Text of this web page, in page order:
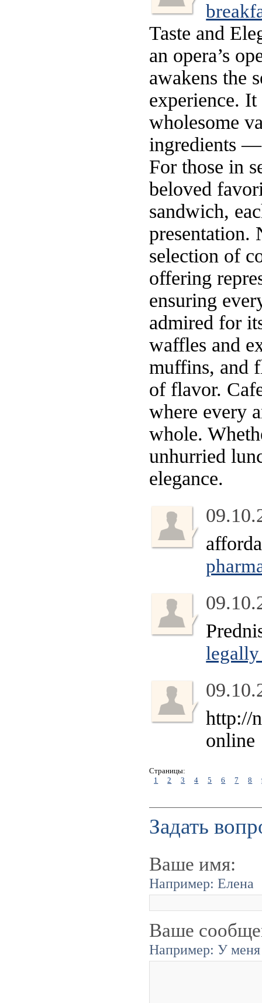
Taste and
an opera’s
awakens the
experience.
wholesome
ingredients
For those in
beloved
sandwich,
presentation.
selection of
offering
ensuring
admired for
waffles and
muffins, and
of flavor.
where every
whole.
unhurried
elegance.
http://
online
Страницы:
1
2 3 4 5 6 7 8
Задать
Ваше имя:
Например: Елена
Ваше
Например: У меня